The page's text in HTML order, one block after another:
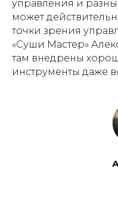
управления и
может
точки зрения
«Суши Мастер»
там внедрены
инструменты даже